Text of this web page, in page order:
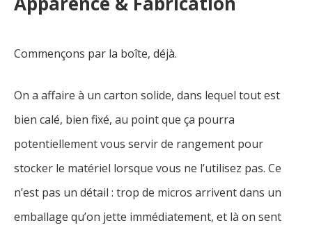
Commençons par la boîte, déjà.
On a affaire à un carton solide, dans lequel tout est
bien calé, bien fixé, au point que ça pourra
potentiellement vous servir de rangement pour
stocker le matériel lorsque vous ne l’utilisez pas. Ce
n’est pas un détail : trop de micros arrivent dans un
emballage qu’on jette immédiatement, et là on sent